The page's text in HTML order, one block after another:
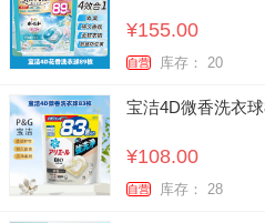
¥155.00
自营 库存： 20
宝洁4D微香洗衣
¥108.00
自营 库存： 28